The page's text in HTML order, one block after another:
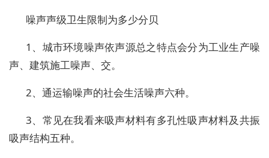
噪声声级卫生限制为多少分贝
1、城市环境噪声依声源总之特点会分为工业生产噪
声、建筑施工噪声、交。
2、通运输噪声的社会生活噪声六种。
3、常见在我看来吸声材料有多孔性吸声材料及共振
吸声结构五种。